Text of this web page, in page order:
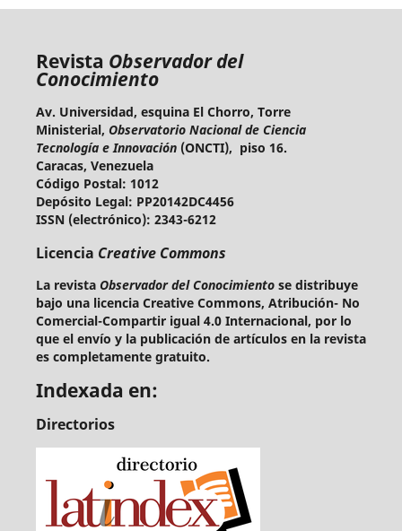
Revista Observador del
Conocimiento
Av. Universidad, esquina El Chorro, Torre
Ministerial, Observatorio Nacional de Ciencia
Tecnología e Innovación(ONCTI), piso 16.
Caracas, Venezuela
Código Postal: 1012
Depósito Legal: PP20142DC4456
ISSN (electrónico): 2343-6212
Licencia Creative Commons
La revistaObservador del Conocimientose distribuye
bajo una licencia Creative Commons, Atribución- No
Comercial-Compartir igual 4.0 Internacional, por lo
que el envío y la publicación de artículos en la revista
es completamente gratuito.
Indexada en:
Directorios